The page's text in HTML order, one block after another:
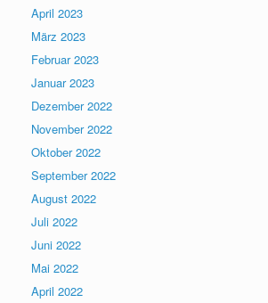
April 2023
März 2023
Februar 2023
Januar 2023
Dezember 2022
November 2022
Oktober 2022
September 2022
August 2022
Juli 2022
Juni 2022
Mai 2022
April 2022